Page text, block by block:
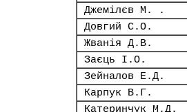
Джемілєв М. .
Довгий С.О.
Жванія Д.В.
Заєць І.О.
Зейналов Е.Д.
Карпук В.Г.
Катеринчук М.Д.